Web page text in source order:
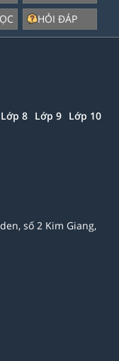
HỎI ĐÁP
Lớp 8 Lớp 9 Lớp 10
số 2 Kim Giang,